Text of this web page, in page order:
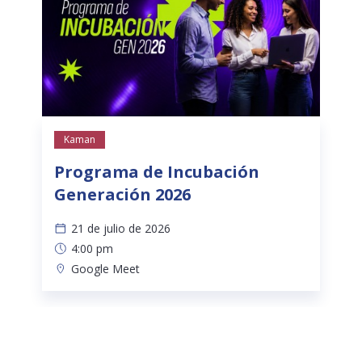
Kaman
Programa de Incubación
Generación 2026
21 de julio de 2026
4:00 pm
Google Meet